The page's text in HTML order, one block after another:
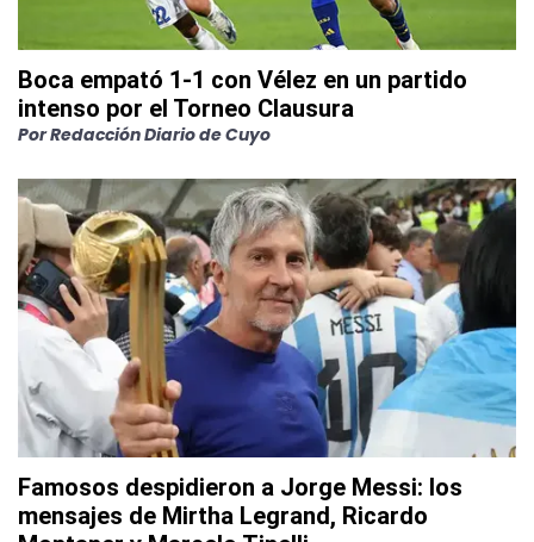
Boca empató 1-1 con Vélez en un partido
intenso por el Torneo Clausura
PorRedacción Diario de Cuyo
Famosos despidieron a Jorge Messi: los
mensajes de Mirtha Legrand, Ricardo